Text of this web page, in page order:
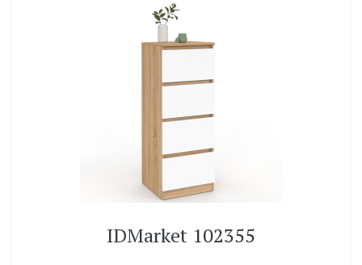
IDMarket 102355